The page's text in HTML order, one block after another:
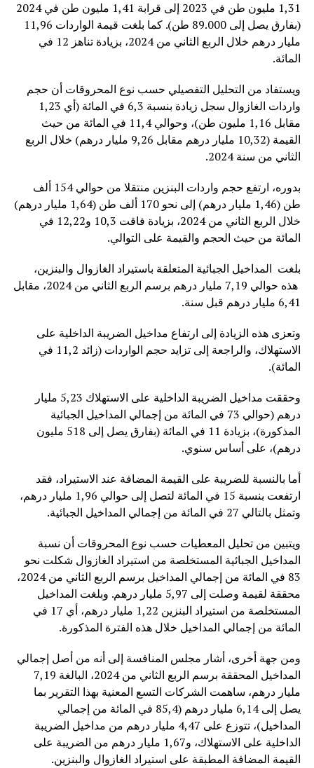
1,31 مليون طن في 2023 إلى قرابة 1,41 مليون طن في 2024
(بفارق يصل إلى 89.000 طن). كما بلغت قيمة الواردات 11,96
مليار درهم خلال الربع الثاني من 2024، بزيادة تناهز 12 في
المائة.
ويستفاد من التحليل التفصيلي حسب نوع المحروقات أن حجم
واردات الغازوال سجل زيادة بنسبة 6,3 في المائة (أي 1,23
مقابل 1,16 مليون طن)، وحوالي 11,4 في المائة من حيث
القيمة (10,32 مليار درهم مقابل 9,26 مليار درهم) خلال الربع
الثاني من سنة 2024.
بدوره، ارتفع حجم واردات البنزين منتقلا من حوالي 154 ألف
طن (1,46 مليار درهم) إلى نحو 170 ألف طن (1,64 مليار درهم)
خلال الربع الثاني من 2024، بزيادة فاقت 10,3 و12,22 في
المائة من حيث الحجم والقيمة على التوالي.
بلغت المداخيل الجبائية المتعلقة باستيراد الغازوال والبنزين،
هذه حوالي 7,19 مليار درهم برسم الربع الثاني من 2024، مقابل
6,41 مليار درهم قبل سنة.
وتعزى هذه الزيادة إلى ارتفاع مداخيل الضريبة الداخلية على
الاستهلاك، والراجعة إلى تزايد حجم الواردات (زائد 11,2 في
المائة).
وحققت مداخيل الضريبة الداخلية على الاستهلاك 5,23 مليار
درهم (حوالي 73 في المائة من إجمالي المداخيل الجبائية
المذكورة)، بزيادة 11 في المائة (بفارق يصل إلى 518 مليون
درهم)، على أساس سنوي.
أما بالنسبة للضريبة على القيمة المضافة عند الاستيراد، فقد
ارتفعت بنسبة 15 في المائة لتصل إلى حوالي 1,96 مليار درهم،
وتمثل بالتالي 27 في المائة من إجمالي المداخيل الجبائية.
ويتبين من تحليل المعطيات حسب نوع المحروقات أن نسبة
المداخيل الجبائية المستخلصة من استيراد الغازوال شكلت نحو
83 في المائة من إجمالي المداخيل برسم الربع الثاني من 2024،
محققة لقيمة وصلت إلى 5,97 مليار درهم. وبلغت المداخيل
المستخلصة من استيراد البنزين 1,22 مليار درهم، أي 17 في
المائة من إجمالي المداخيل خلال هذه الفترة المذكورة.
ومن جهة أخرى، أشار مجلس المنافسة إلى أنه من أصل إجمالي
المداخيل المحققة برسم الربع الثاني من 2024، البالغة 7,19
مليار درهم، ساهمت الشركات التسع المعنية بهذا التقرير بما
يصل إلى 6,14 مليار درهم (85,4 في المائة من إجمالي
المداخيل)، تتوزع على 4,47 مليار درهم من مداخيل الضريبة
الداخلية على الاستهلاك، و1,67 مليار درهم من الضريبة على
القيمة المضافة المطبقة على استيراد الغازوال والبنزين.